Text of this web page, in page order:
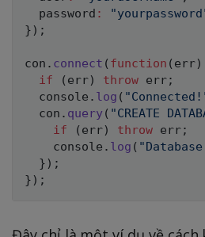
  password
:
} ) ;
con . connect ( function ( err)
if
( err) throw err;
  console
. log (
  con
. query ( "CREATE
if
( err) throw err;
    console
. log (
} ) ;
} ) ;